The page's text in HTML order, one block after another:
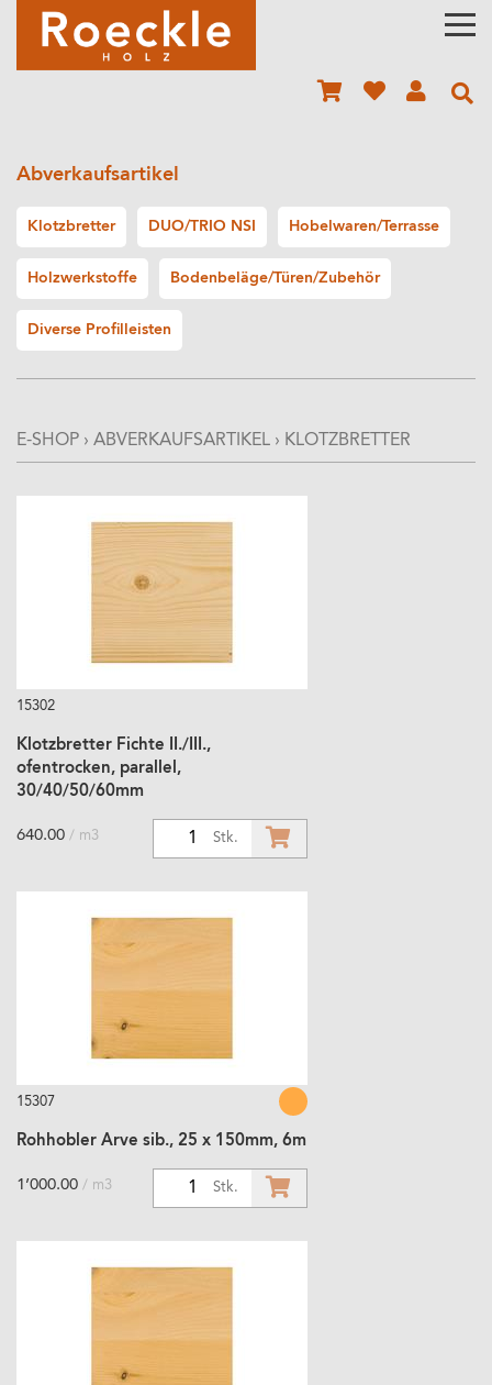
Abverkaufsartikel
Klotzbretter DUO/TRIO NSI Hobelwaren/Terrasse
Holzwerkstoffe Bodenbeläge/Türen/Zubehör
Diverse Profilleisten
E-SHOP › ABVERKAUFSARTIKEL › KLOTZBRETTER
15302
Klotzbretter Fichte II./III.,
ofentrocken, parallel,
30/40/50/60mm
Stk.
640.00 / m3
15307
Rohhobler Arve sib., 25 x 150mm, 6m
Stk.
1’000.00 / m3